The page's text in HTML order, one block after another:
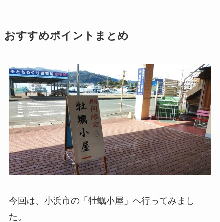
おすすめポイントまとめ
今回は、小浜市の「牡蠣小屋」へ行ってみまし
た。